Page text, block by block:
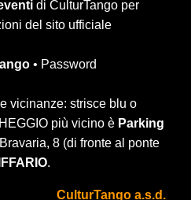
di CulturTango per
del sito ufficiale
• Password
vicinanze: strisce blu o
più vicino è Parking
8 (di fronte al ponte
.
CulturTango a.s.d.